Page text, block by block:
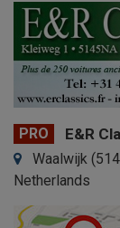
PRO E&R
Waalwijk
Netherlands